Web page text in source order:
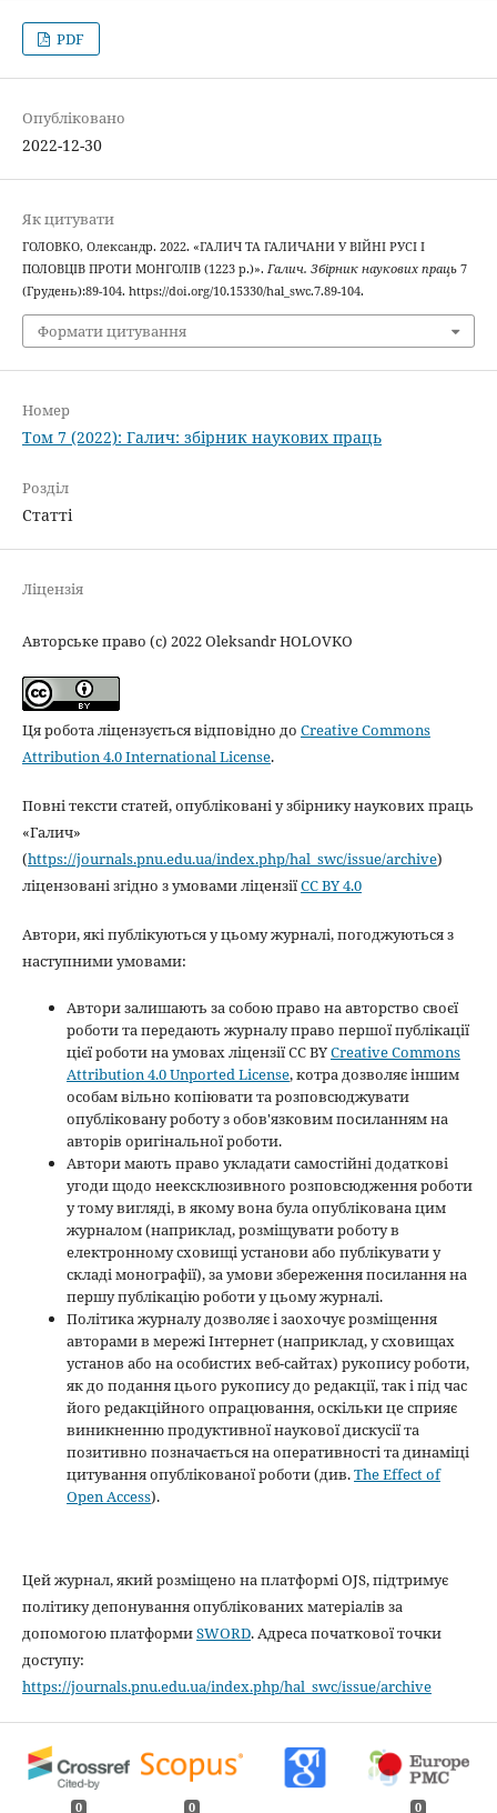
PDF
Опубліковано
2022-12-30
Як цитувати
ГОЛОВКО, Олександр. 2022. «ГАЛИЧ ТА ГАЛИЧАНИ У ВІЙНІ РУСІ І
ПОЛОВЦІВ ПРОТИ МОНГОЛІВ (1223 р.)». Галич. Збірник наукових праць7
(Грудень):89-104. https://doi.org/10.15330/hal_swc.7.89-104.
Формати цитування
Номер
Том 7 (2022): Галич: збірник наукових праць
Розділ
Статті
Ліцензія
Авторське право (c) 2022 Oleksandr HOLOVKO
Ця робота ліцензується відповідно до Creative Commons
Attribution 4.0 International License.
Повні тексти статей, опубліковані у збірнику наукових праць
«Галич»
(https://journals.pnu.edu.ua/index.php/hal_swc/issue/archive)
ліцензовані згідно з умовами ліцензіїCC BY 4.0
Автори, які публікуються у цьому журналі, погоджуються з
наступними умовами:
Автори залишають за собою право на авторство своєї
роботи та передають журналу право першої публікації
цієї роботи на умовах ліцензії CC BYCreative Commons
Attribution 4.0 Unported License, котра дозволяє іншим
особам вільно копіювати та розповсюджувати
опубліковану роботу з обов'язковим посиланням на
авторів оригінальної роботи.
Автори мають право укладати самостійні додаткові
угоди щодо неексклюзивного розповсюдження роботи
у тому вигляді, в якому вона була опублікована цим
журналом (наприклад, розміщувати роботу в
електронному сховищі установи або публікувати у
складі монографії), за умови збереження посилання на
першу публікацію роботи у цьому журналі.
Політика журналу дозволяє і заохочує розміщення
авторами в мережі Інтернет (наприклад, у сховищах
установ або на особистих веб-сайтах) рукопису роботи,
як до подання цього рукопису до редакції, так і під час
його редакційного опрацювання, оскільки це сприяє
виникненню продуктивної наукової дискусії та
позитивно позначається на оперативності та динаміці
цитування опублікованої роботи (див.The Effect of
Open Access).
Цей журнал, який розміщено на платформі OJS, підтримує
політику депонування опублікованих матеріалів за
допомогою платформиSWORD. Адреса початкової точки
доступу:
https://journals.pnu.edu.ua/index.php/hal_swc/issue/archive
0 0 0